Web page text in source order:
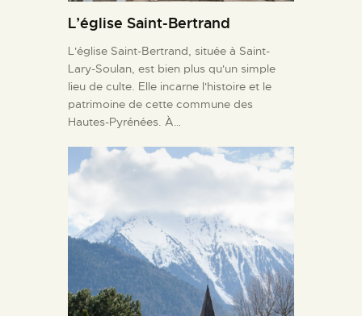
L’église Saint-Bertrand
L'église Saint-Bertrand, située à Saint-
Lary-Soulan, est bien plus qu'un simple
lieu de culte. Elle incarne l'histoire et le
patrimoine de cette commune des
Hautes-Pyrénées. À…